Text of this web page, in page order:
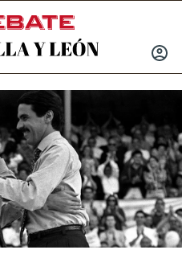
INICIAR